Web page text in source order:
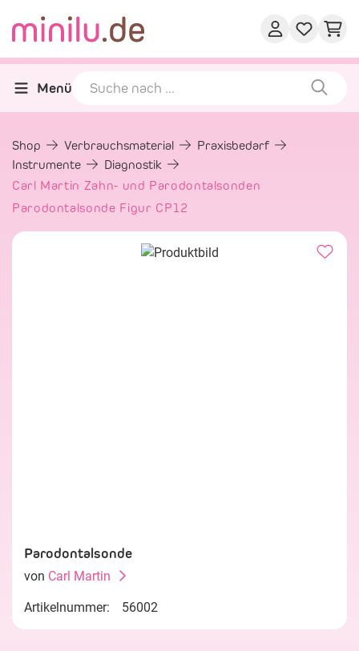
Menü
Shop Verbrauchsmaterial
Praxisbedarf
Instrumente
Diagnostik
Carl Martin Zahn- und Parodontalsonden
Parodontalsonde Figur CP12
Parodontalsonde
von Carl Martin
Artikelnummer: 56002